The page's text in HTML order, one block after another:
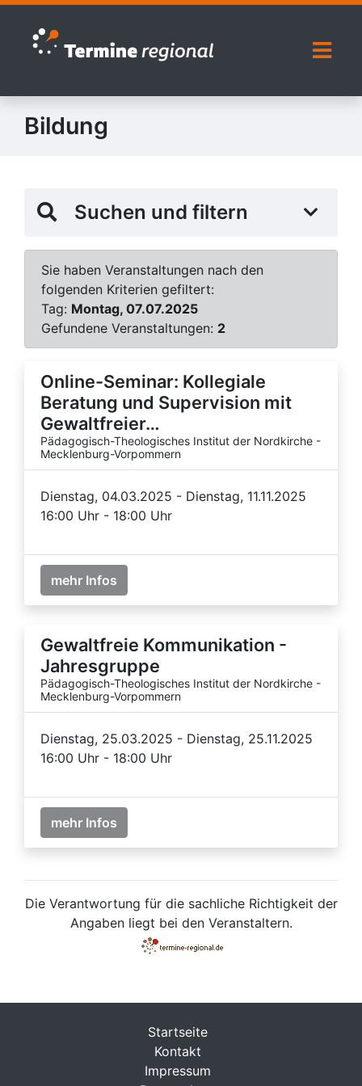
Zur Navigation springen
Zum Inhalt springen
Bildung
Suchen und filtern
Sie haben Veranstaltungen nach den
folgenden Kriterien gefiltert:
Tag: Montag, 07.07.2025
Gefundene Veranstaltungen: 2
Online-Seminar: Kollegiale
Beratung und Supervision mit
Gewaltfreier…
Pädagogisch-Theologisches Institut der Nordkirche -
Mecklenburg-Vorpommern
Dienstag, 04.03.2025 - Dienstag, 11.11.2025
16:00 Uhr - 18:00 Uhr
mehr Infos
Gewaltfreie Kommunikation -
Jahresgruppe
Pädagogisch-Theologisches Institut der Nordkirche -
Mecklenburg-Vorpommern
Dienstag, 25.03.2025 - Dienstag, 25.11.2025
16:00 Uhr - 18:00 Uhr
mehr Infos
Die Verantwortung für die sachliche Richtigkeit der
Angaben liegt bei den Veranstaltern.
Startseite
Kontakt
Impressum